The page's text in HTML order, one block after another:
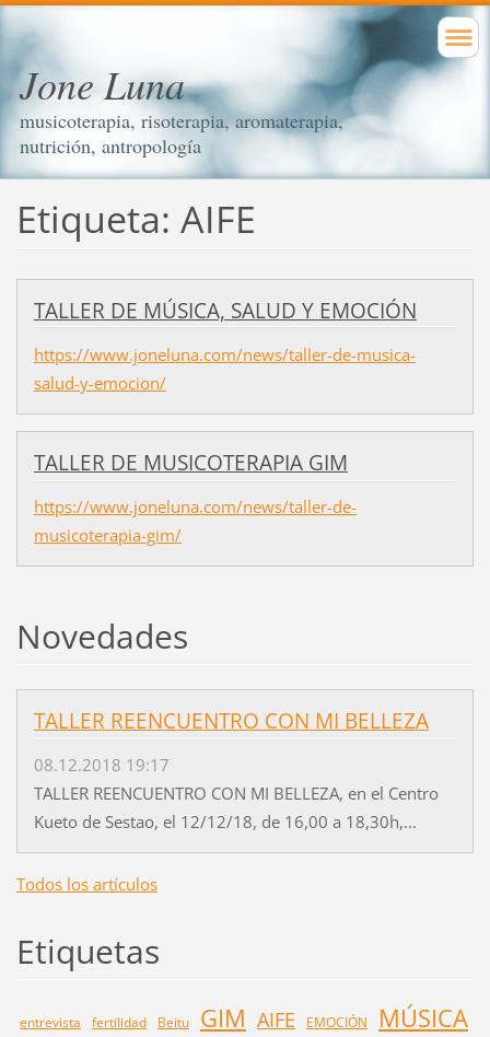
Jone Luna
musicoterapia, risoterapia, aromaterapia,
nutrición, antropología
Etiqueta: AIFE
TALLER DE MÚSICA, SALUD Y EMOCIÓN
https://www.joneluna.com/news/taller-de-musica-
salud-y-emocion/
TALLER DE MUSICOTERAPIA GIM
https://www.joneluna.com/news/taller-de-
musicoterapia-gim/
Novedades
TALLER REENCUENTRO CON MI BELLEZA
08.12.2018 19:17
TALLER REENCUENTRO CON MI BELLEZA, en el Centro
Kueto de Sestao, el 12/12/18, de 16,00 a 18,30h,...
Todos los artículos
Etiquetas
entrevista fertilidad Beitu GIM AIFE EMOCIÓN MÚSICA